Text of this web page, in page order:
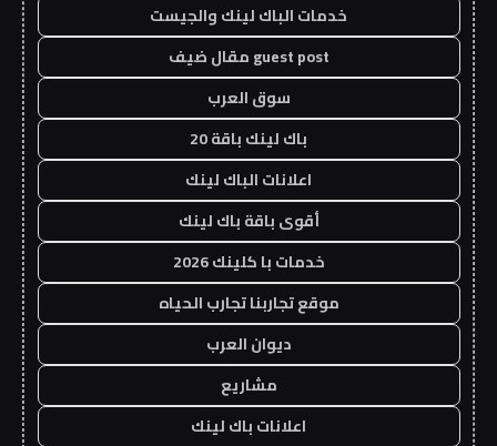
خدمات الباك لينك والجيست
guest post مقال ضيف
سوق العرب
باك لينك باقة 20
اعلانات الباك لينك
أقوى باقة باك لينك
خدمات با كلينك 2026
موقع تجاربنا تجارب الحياه
ديوان العرب
مشاريع
اعلانات باك لينك